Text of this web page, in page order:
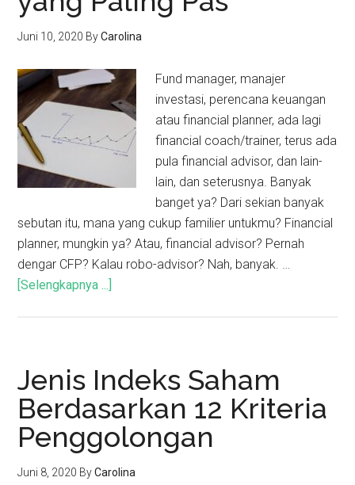
Juni 10, 2020 ByCarolina
Fund manager, manajer
investasi, perencana keuangan
atau financial planner, ada lagi
financial coach/trainer, terus ada
pula financial advisor, dan lain-
lain, dan seterusnya. Banyak
banget ya? Dari sekian banyak
sebutan itu, mana yang cukup familier untukmu? Financial
planner, mungkin ya? Atau, financial advisor? Pernah
dengar CFP? Kalau robo-advisor? Nah, banyak. …
[Selengkapnya ...]
Jenis Indeks Saham
Berdasarkan 12 Kriteria
Penggolongan
Juni 8, 2020 ByCarolina